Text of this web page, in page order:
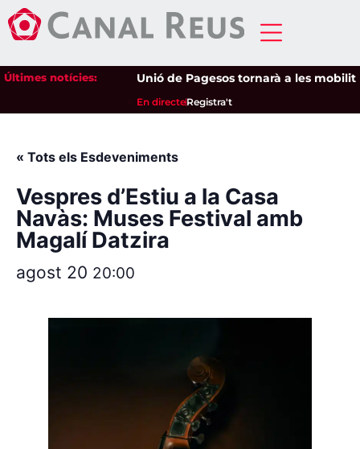
Últimes notícies: Unió de Pagesos tornarà a les
En directeRegistra't
« Tots els Esdeveniments
Vespres d’Estiu a la Casa
Navàs: Muses Festival amb
Magalí Datzira
agost 20 20:00